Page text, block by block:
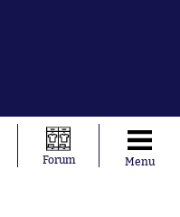
Forum Menu